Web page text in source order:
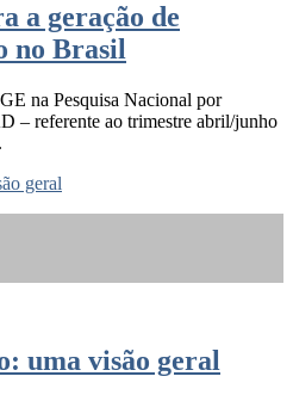
a geração de
no Brasil
na Pesquisa Nacional por
– referente ao trimestre abril/junho
uma visão geral